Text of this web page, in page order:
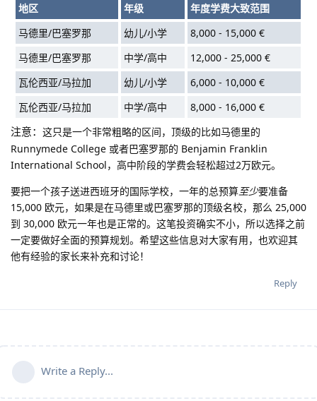
地区 年级
年度学费大致范围
马德里/巴塞罗那
幼儿/小学
8,000 - 15,000 €
马德里/巴塞罗那
中学/高中
12,000 - 25,000 €
瓦伦西亚/马拉加
幼儿/小学
6,000 - 10,000 €
瓦伦西亚/马拉加
中学/高中 8,000 - 16,000 €
注意： 这只是一个非常粗略的区间，顶级的比如马德里的
Runnymede College 或者巴塞罗那的 Benjamin Franklin
International School，高中阶段的学费会轻松超过2万欧元。
要把一个孩子送进西班牙的国际学校，一年的总预算至少要准备
15,000 欧元，如果是在马德里或巴塞罗那的顶级名校，那么 25,000
到 30,000 欧元一年也是正常的。这笔投资确实不小，所以选择之前
一定要做好全面的预算规划。希望这些信息对大家有用，也欢迎其
他有经验的家长来补充和讨论！
Reply
Write a Reply...